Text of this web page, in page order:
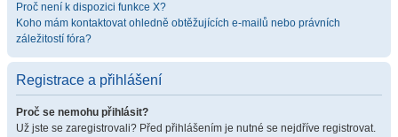
Proč není k dispozici funkce X?
Koho mám kontaktovat ohledně obtěžujících e-mailů nebo právních
záležitostí fóra?
Registrace a přihlášení
Proč se nemohu přihlásit?
Už jste se zaregistrovali? Před přihlášením je nutné se nejdříve registrovat.